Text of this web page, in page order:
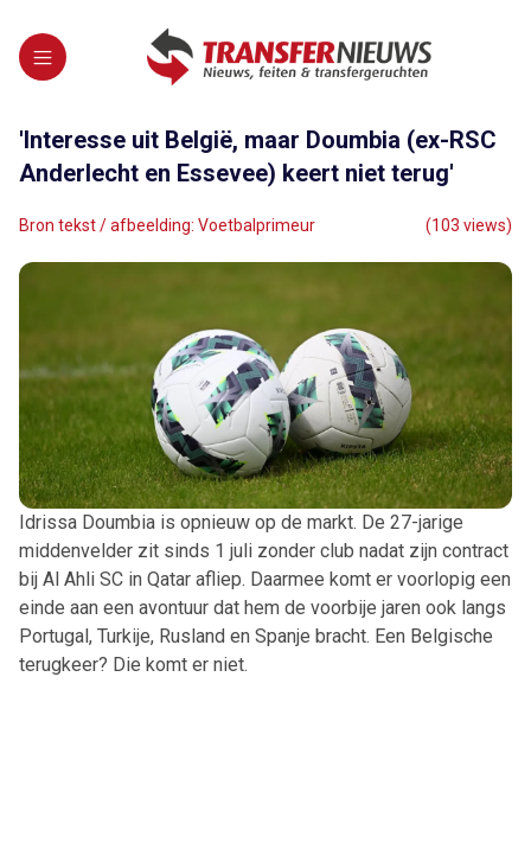
'Interesse uit België, maar Doumbia (ex-RSC
Anderlecht en Essevee) keert niet terug'
Bron tekst / afbeelding: Voetbalprimeur (103 views)
Idrissa Doumbia is opnieuw op de markt. De 27-jarige
middenvelder zit sinds 1 juli zonder club nadat zijn contract
bij Al Ahli SC in Qatar afliep. Daarmee komt er voorlopig een
einde aan een avontuur dat hem de voorbije jaren ook langs
Portugal, Turkije, Rusland en Spanje bracht. Een Belgische
terugkeer? Die komt er niet.